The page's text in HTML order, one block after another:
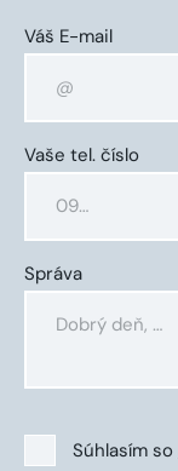
Váš E-mail
Vaše tel. číslo
Správa
Súhlasím so